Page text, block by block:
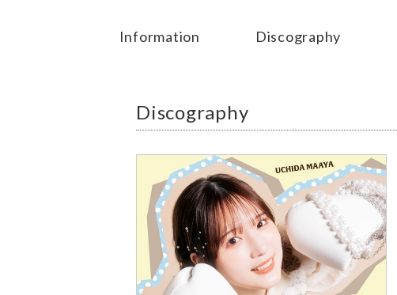
Information Discography
Discography